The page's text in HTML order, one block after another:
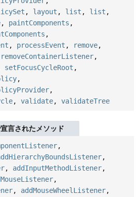
, layout , list , list ,
, paintComponents ,
,
, processEvent , remove,
removeContainerListener,
setFocusCycleRoot ,
,
,
, validate, validateTree
言されたメソッド
,
,
, addInputMethodListener,
,
, addMouseWheelListener,